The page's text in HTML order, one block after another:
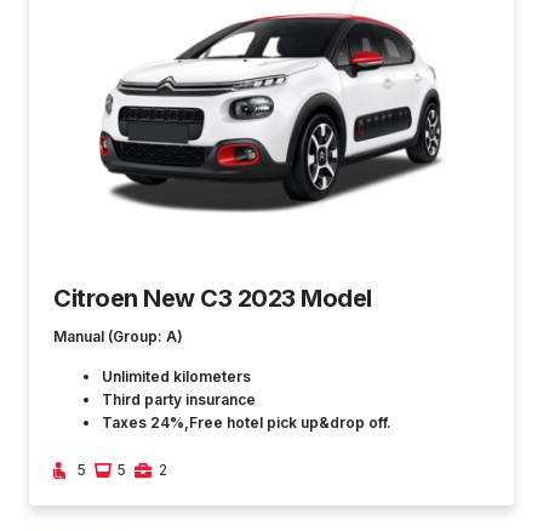
Citroen New C3 2023 Model
Manual (Group: A)
Unlimited kilometers
Third party insurance
Taxes 24%,Free hotel pick up&drop off.
5 5 2